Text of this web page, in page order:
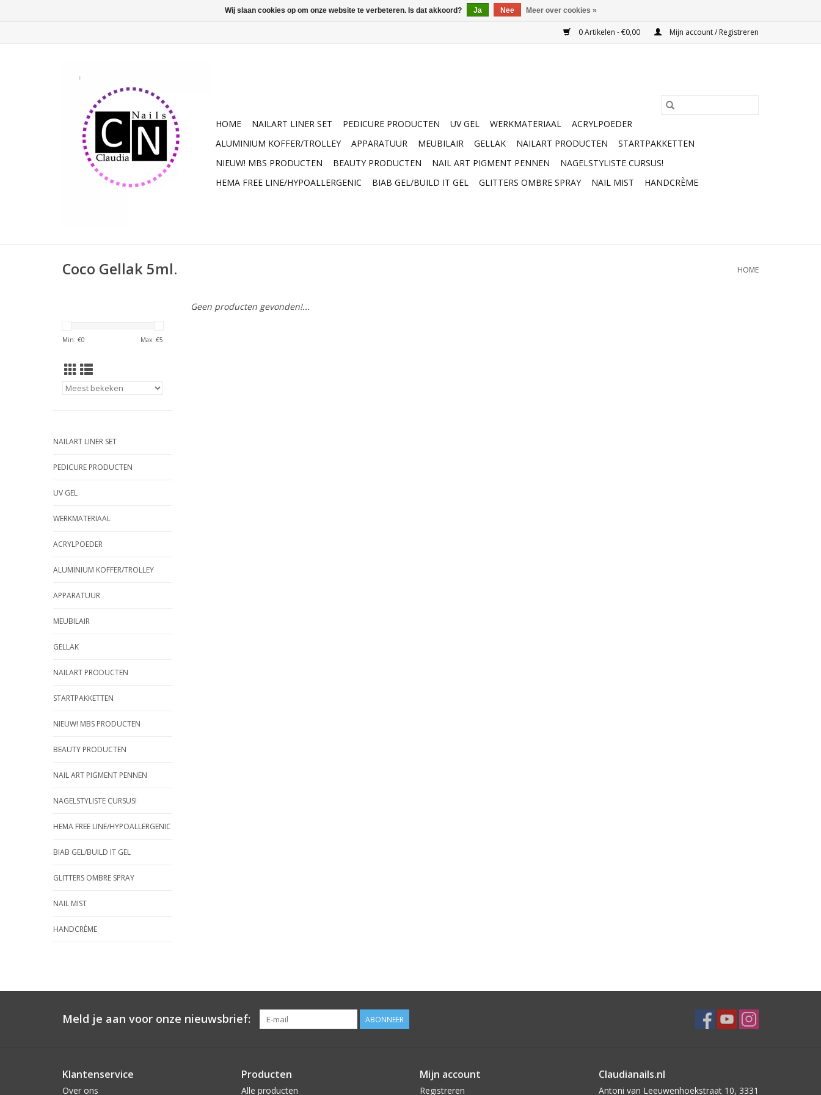
0 Artikelen - €0,00 Mijn account / Registreren
HOME NAILART LINER SET PEDICURE PRODUCTEN UV GEL WERKMATERIAAL
ACRYLPOEDER
ALUMINIUM KOFFER/TROLLEY
APPARATUUR MEUBILAIR GELLAK NAILART PRODUCTEN
STARTPAKKETTEN
NIEUW! MBS PRODUCTEN
BEAUTY PRODUCTEN NAIL ART PIGMENT PENNEN
NAGELSTYLISTE CURSUS!
HEMA FREE LINE/HYPOALLERGENIC
BIAB GEL/BUILD IT GEL GLITTERS OMBRE SPRAY NAIL MIST HANDCRÈME
Coco Gellak 5ml. HOME
Min: €0 Max: €5
NAILART LINER SET
PEDICURE PRODUCTEN
UV GEL
WERKMATERIAAL
ACRYLPOEDER
ALUMINIUM KOFFER/TROLLEY
APPARATUUR
MEUBILAIR
GELLAK
NAILART PRODUCTEN
STARTPAKKETTEN
NIEUW! MBS PRODUCTEN
BEAUTY PRODUCTEN
NAIL ART PIGMENT PENNEN
NAGELSTYLISTE CURSUS!
HEMA FREE LINE/HYPOALLERGENIC
BIAB GEL/BUILD IT GEL
GLITTERS OMBRE SPRAY
NAIL MIST
HANDCRÈME
Geen producten gevonden!...
Meld je aan voor onze nieuwsbrief: ABONNEER
Klantenservice
Over ons
Producten
Alle producten
Mijn account
Registreren
Claudianails.nl
Antoni van Leeuwenhoekstraat 10, 3331
Wij slaan cookies op om onze website te verbeteren. Is dat akkoord? Ja Nee Meer over cookies »